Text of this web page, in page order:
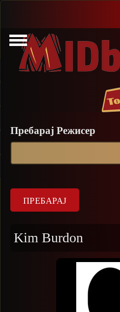
Прескокни
Пребарај Режисер
Kim Burdon